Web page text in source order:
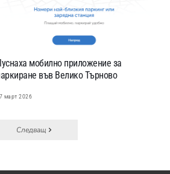
мобилно приложение за
във Велико Търново
март 2026
Следващ